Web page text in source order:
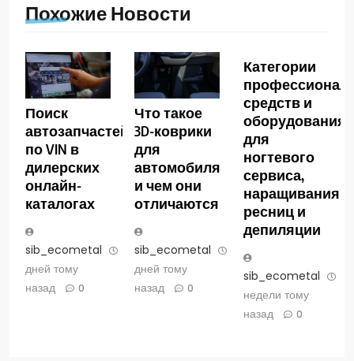
Похожие Новости
Поиск
автозапчастей
по VIN в
дилерских
онлайн-
каталогах
sib_ecometal
дней тому
назад
0
Что такое
3D-коврики
для
автомобиля
и чем они
отличаются
sib_ecometal
дней тому
назад
0
Категории
средств и
оборудования
для
ногтевого
сервиса,
наращивания
ресниц и
депиляции
sib_ecometal
недели тому
назад
0